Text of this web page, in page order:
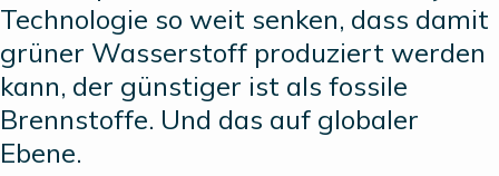
Technologie so weit senken, dass damit
grüner Wasserstoff produziert werden
kann, der günstiger ist als fossile
Brennstoffe. Und das auf globaler
Ebene.